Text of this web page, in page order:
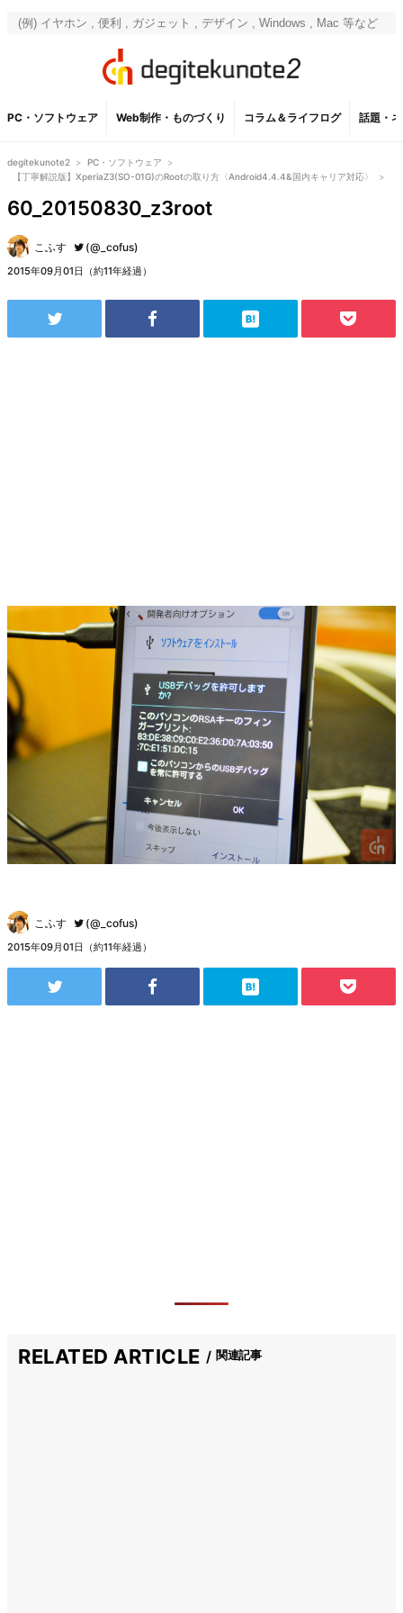
PC・ソフトウェア Web制作・ものづくり コラム＆ライフログ 話題・
degitekunote2 > PC・ソフトウェア
>
【丁寧解説版】XperiaZ3(SO-01G)のRootの取り方〈Android4.4.4&国内キャリア対応〉
>
60_20150830_z3root
こふす (@_cofus)
2015年09月01日（約11年経過）
こふす (@_cofus)
2015年09月01日（約11年経過）
RELATED ARTICLE 関連記事